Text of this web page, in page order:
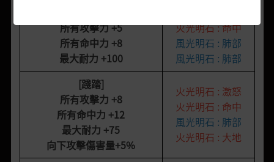
所有攻擊力+5
所有命中力 +8
最大耐力 +100
火光明石 : 命中
風光明石 : 肺部
風光明石 : 肺部
[踐踏]
所有攻擊力 +8
所有命中力 +12
最大耐力 +75
向下攻擊傷害量+5%
火光明石 : 激怒
火光明石 : 命中
風光明石 : 肺部
火光明石 : 大地